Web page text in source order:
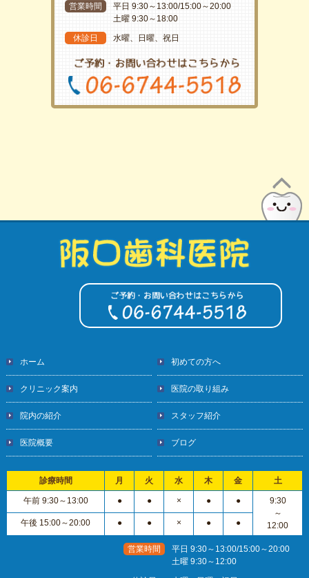
営業時間
平日 9:30～13:00/15:00～20:00
土曜 9:30～18:00
休診日
水曜、日曜、祝日
ホーム 初めての方へ
クリニック案内 医院の取り組み
院内の紹介 スタッフ紹介
医院概要 ブログ
診療時間 月 火 水 木 金 土
午前 9:30～13:00 ● ● × ● ●
9:30
～
12:00
午後 15:00～20:00 ● ● × ● ●
営業時間
平日 9:30～13:00/15:00～20:00
土曜 9:30～12:00